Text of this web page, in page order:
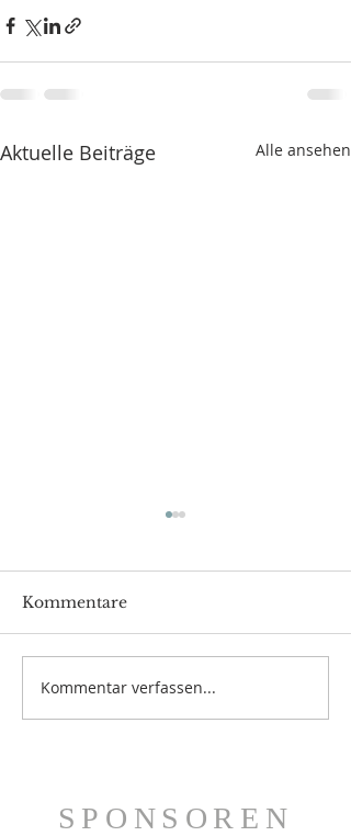
Aktuelle Beiträge Alle ansehen
Hohe Auszeichnung
für Martin
Kommentare
Kommentar verfassen...
SPONSOREN